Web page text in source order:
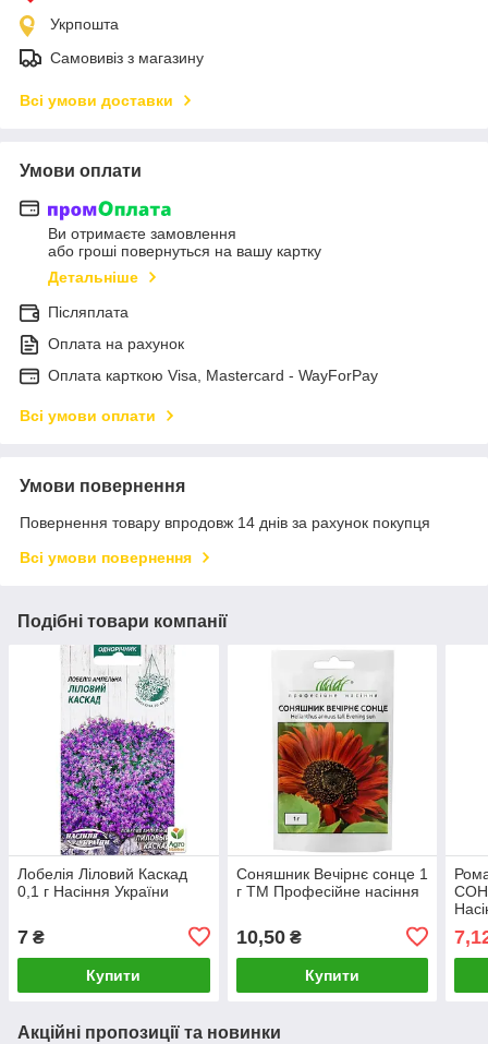
Укрпошта
Самовивіз з магазину
Всі умови доставки
Умови оплати
Ви отримаєте замовлення
або гроші повернуться на вашу картку
Детальніше
Післяплата
Оплата на рахунок
Оплата карткою Visa, Mastercard - WayForPay
Всі умови оплати
Умови повернення
Повернення товару впродовж 14 днів за рахунок покупця
Всі умови повернення
Подібні товари компанії
Лобелія Ліловий Каскад
0,1 г Насіння України
7 ₴
Купити
Соняшник Вечірнє сонце 1
г ТМ Професійне насіння
10,50₴
Купити
Акційні пропозиції та новинки